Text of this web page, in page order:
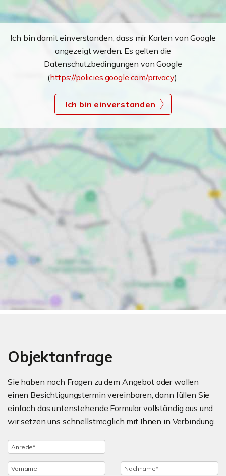
Ich bin damit einverstanden, dass mir Karten von Google
angezeigt werden. Es gelten die
Datenschutzbedingungen von Google
(https://policies.google.com/privacy).
Ich bin einverstanden
Objektanfrage
Sie haben noch Fragen zu dem Angebot oder wollen
einen Besichtigungstermin vereinbaren, dann füllen Sie
einfach das untenstehende Formular vollständig aus und
wir setzen uns schnellstmöglich mit Ihnen in Verbindung.